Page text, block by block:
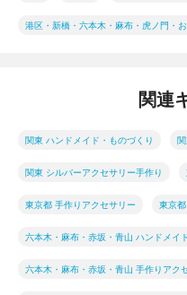
港区・新橋・六本木・麻布・虎ノ門・
関連
関東 ハンドメイド・ものづくり
関東 シルバーアクセサリー手作り
東京都 手作りアクセサリー 東京
六本木・麻布・赤坂・青山 ハンドメイ
六本木・麻布・赤坂・青山 手作りアク